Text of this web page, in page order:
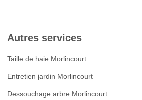
Autres services
Taille de haie Morlincourt
Entretien jardin Morlincourt
Dessouchage arbre Morlincourt